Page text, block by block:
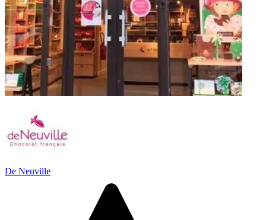
De Neuville